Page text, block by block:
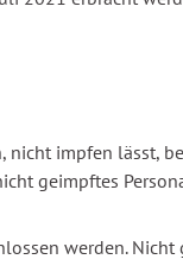
impfen
geimpftes
werden.